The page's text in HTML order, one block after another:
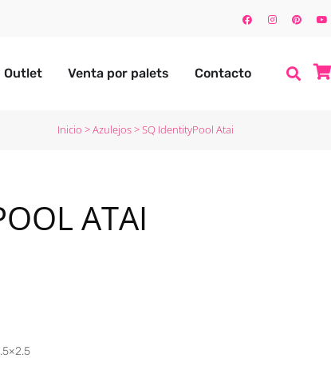
Outlet Venta por palets Contacto
Inicio >Azulejos>SQ IdentityPool Atai
ATAI